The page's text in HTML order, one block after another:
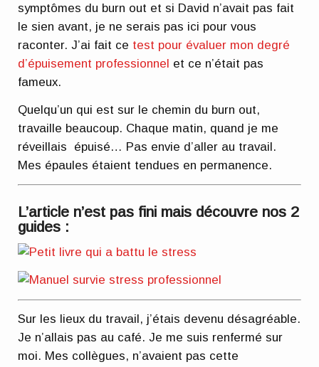
symptômes du burn out et si David n’avait pas fait
le sien avant, je ne serais pas ici pour vous
raconter. J’ai fait ce test pour évaluer mon degré
d’épuisement professionnel et ce n’était pas
fameux.
Quelqu’un qui est sur le chemin du burn out,
travaille beaucoup. Chaque matin, quand je me
réveillais épuisé… Pas envie d’aller au travail.
Mes épaules étaient tendues en permanence.
L’article n’est pas fini mais découvre nos 2
guides :
Sur les lieux du travail, j’étais devenu désagréable.
Je n’allais pas au café. Je me suis renfermé sur
moi. Mes collègues, n’avaient pas cette